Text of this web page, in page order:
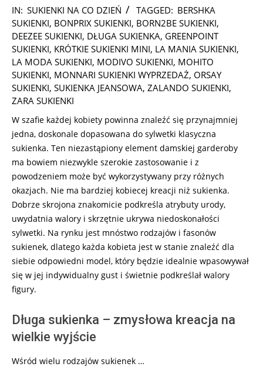
2025-
03-
04
IN: SUKIENKI NA CO DZIEŃ TAGGED: BERSHKA
SUKIENKI, BONPRIX SUKIENKI, BORN2BE SUKIENKI,
DEEZEE SUKIENKI, DŁUGA SUKIENKA, GREENPOINT
SUKIENKI, KRÓTKIE SUKIENKI MINI, LA MANIA SUKIENKI,
LA MODA SUKIENKI, MODIVO SUKIENKI, MOHITO
SUKIENKI, MONNARI SUKIENKI WYPRZEDAŻ, ORSAY
SUKIENKI, SUKIENKA JEANSOWA, ZALANDO SUKIENKI,
ZARA SUKIENKI
W szafie każdej kobiety powinna znaleźć się przynajmniej
jedna, doskonale dopasowana do sylwetki klasyczna
sukienka. Ten niezastąpiony element damskiej garderoby
ma bowiem niezwykle szerokie zastosowanie i z
powodzeniem może być wykorzystywany przy różnych
okazjach. Nie ma bardziej kobiecej kreacji niż sukienka.
Dobrze skrojona znakomicie podkreśla atrybuty urody,
uwydatnia walory i skrzętnie ukrywa niedoskonałości
sylwetki. Na rynku jest mnóstwo rodzajów i fasonów
sukienek, dlatego każda kobieta jest w stanie znaleźć dla
siebie odpowiedni model, który będzie idealnie wpasowywał
się w jej indywidualny gust i świetnie podkreślał walory
figury.
Długa sukienka – zmysłowa kreacja na
wielkie wyjście
Wśród wielu rodzajów sukienek …